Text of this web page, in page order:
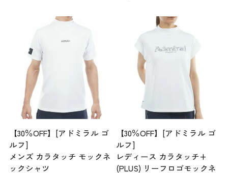
【30％OFF】[アドミラル ゴ
ルフ]
メンズ カラタッチ モックネ
ックシャツ
【30％OFF】[アドミラル ゴ
ルフ]
レディース カラタッチ+
(PLUS) リーフロゴモックネ